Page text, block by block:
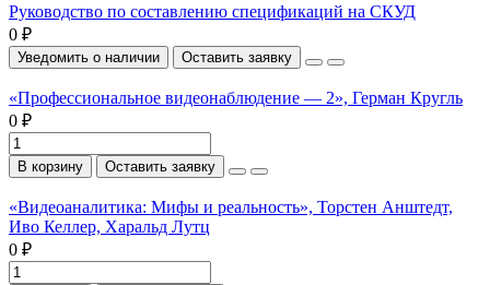
Руководство по составлению спецификаций на СКУД
0 ₽
Уведомить о наличии Оставить заявку
«Профессиональное видеонаблюдение — 2», Герман Кругль
0 ₽
В корзину Оставить заявку
«Видеоаналитика: Мифы и реальность», Торстен Анштедт,
Иво Келлер, Харальд Лутц
0 ₽